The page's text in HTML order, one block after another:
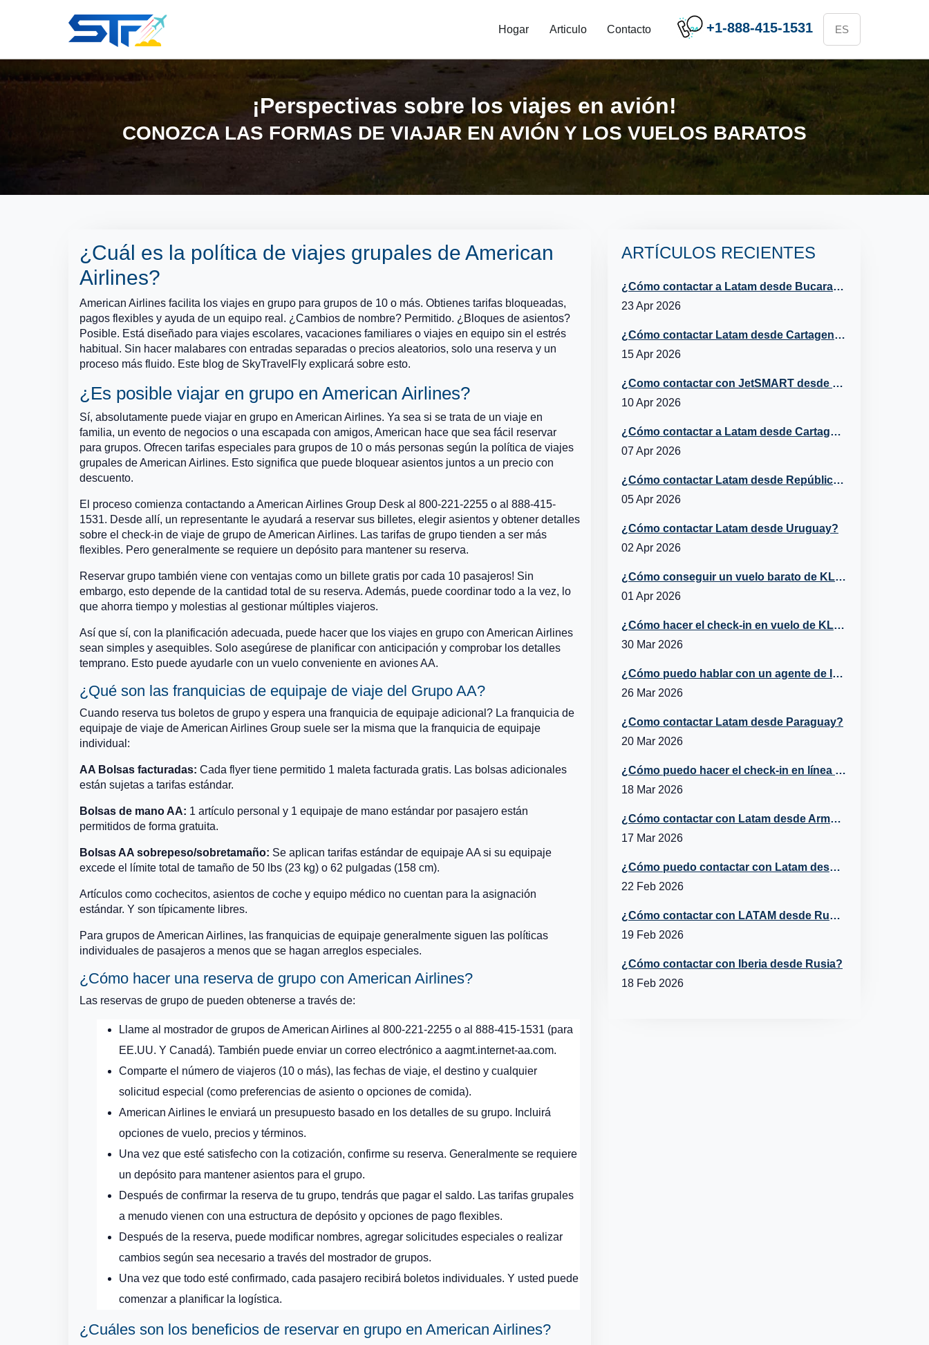
Hogar Articulo Contacto +1-888-415-1531
¡Perspectivas sobre los viajes en avión!
CONOZCA LAS FORMAS DE VIAJAR EN AVIÓN Y LOS VUELOS BARATOS
¿Cuál es la política de viajes grupales de American
Airlines?
American Airlines facilita los viajes en grupo para grupos de 10 o más. Obtienes tarifas bloqueadas,
pagos flexibles y ayuda de un equipo real. ¿Cambios de nombre? Permitido. ¿Bloques de asientos?
Posible. Está diseñado para viajes escolares, vacaciones familiares o viajes en equipo sin el estrés
habitual. Sin hacer malabares con entradas separadas o precios aleatorios, solo una reserva y un
proceso más fluido. Este blog de SkyTravelFly explicará sobre esto.
¿Es posible viajar en grupo en American Airlines?
Sí, absolutamente puede viajar en grupo en American Airlines. Ya sea si se trata de un viaje en
familia, un evento de negocios o una escapada con amigos, American hace que sea fácil reservar
para grupos. Ofrecen tarifas especiales para grupos de 10 o más personas según la política de viajes
grupales de American Airlines. Esto significa que puede bloquear asientos juntos a un precio con
descuento.
El proceso comienza contactando a American Airlines Group Desk al 800-221-2255 o al 888-415-
1531. Desde allí, un representante le ayudará a reservar sus billetes, elegir asientos y obtener detalles
sobre el check-in de viaje de grupo de American Airlines. Las tarifas de grupo tienden a ser más
flexibles. Pero generalmente se requiere un depósito para mantener su reserva.
Reservar grupo también viene con ventajas como un billete gratis por cada 10 pasajeros! Sin
embargo, esto depende de la cantidad total de su reserva. Además, puede coordinar todo a la vez, lo
que ahorra tiempo y molestias al gestionar múltiples viajeros.
Así que sí, con la planificación adecuada, puede hacer que los viajes en grupo con American Airlines
sean simples y asequibles. Solo asegúrese de planificar con anticipación y comprobar los detalles
temprano. Esto puede ayudarle con un vuelo conveniente en aviones AA.
¿Qué son las franquicias de equipaje de viaje del Grupo AA?
Cuando reserva tus boletos de grupo y espera una franquicia de equipaje adicional? La franquicia de
equipaje de viaje de American Airlines Group suele ser la misma que la franquicia de equipaje
individual:
AA Bolsas facturadas: Cada flyer tiene permitido 1 maleta facturada gratis. Las bolsas adicionales
están sujetas a tarifas estándar.
Bolsas de mano AA: 1 artículo personal y 1 equipaje de mano estándar por pasajero están
permitidos de forma gratuita.
Bolsas AA sobrepeso/sobretamaño: Se aplican tarifas estándar de equipaje AA si su equipaje
excede el límite total de tamaño de 50 lbs (23 kg) o 62 pulgadas (158 cm).
Artículos como cochecitos, asientos de coche y equipo médico no cuentan para la asignación
estándar. Y son típicamente libres.
Para grupos de American Airlines, las franquicias de equipaje generalmente siguen las políticas
individuales de pasajeros a menos que se hagan arreglos especiales.
¿Cómo hacer una reserva de grupo con American Airlines?
Las reservas de grupo de pueden obtenerse a través de:
Llame al mostrador de grupos de American Airlines al 800-221-2255 o al 888-415-1531 (para
EE.UU. Y Canadá). También puede enviar un correo electrónico a aagmt.internet-aa.com.
Comparte el número de viajeros (10 o más), las fechas de viaje, el destino y cualquier
solicitud especial (como preferencias de asiento o opciones de comida).
American Airlines le enviará un presupuesto basado en los detalles de su grupo. Incluirá
opciones de vuelo, precios y términos.
Una vez que esté satisfecho con la cotización, confirme su reserva. Generalmente se requiere
un depósito para mantener asientos para el grupo.
Después de confirmar la reserva de tu grupo, tendrás que pagar el saldo. Las tarifas grupales
a menudo vienen con una estructura de depósito y opciones de pago flexibles.
Después de la reserva, puede modificar nombres, agregar solicitudes especiales o realizar
cambios según sea necesario a través del mostrador de grupos.
Una vez que todo esté confirmado, cada pasajero recibirá boletos individuales. Y usted puede
comenzar a planificar la logística.
¿Cuáles son los beneficios de reservar en grupo en American Airlines?
ARTÍCULOS RECIENTES
¿Cómo contactar a Latam desde Bucaramanga?
23 Apr 2026
¿Cómo contactar Latam desde Cartagena?
15 Apr 2026
¿Como contactar con JetSMART desde Cartagena, Chile?
10 Apr 2026
¿Cómo contactar a Latam desde Cartagena, República Dominicana?
07 Apr 2026
¿Cómo contactar Latam desde República Dominicana?
05 Apr 2026
¿Cómo contactar Latam desde Uruguay?
02 Apr 2026
¿Cómo conseguir un vuelo barato de KLM a España?
01 Apr 2026
¿Cómo hacer el check-in en vuelo de KLM?
30 Mar 2026
¿Cómo puedo hablar con un agente de Iberia desde Belice?
26 Mar 2026
¿Como contactar Latam desde Paraguay?
20 Mar 2026
¿Cómo puedo hacer el check-in en línea con Turkish Airlines?
18 Mar 2026
¿Cómo contactar con Latam desde Armenia?
17 Mar 2026
¿Cómo puedo contactar con Latam desde Italia?
22 Feb 2026
¿Cómo contactar con LATAM desde Rusia?
19 Feb 2026
¿Cómo contactar con Iberia desde Rusia?
18 Feb 2026